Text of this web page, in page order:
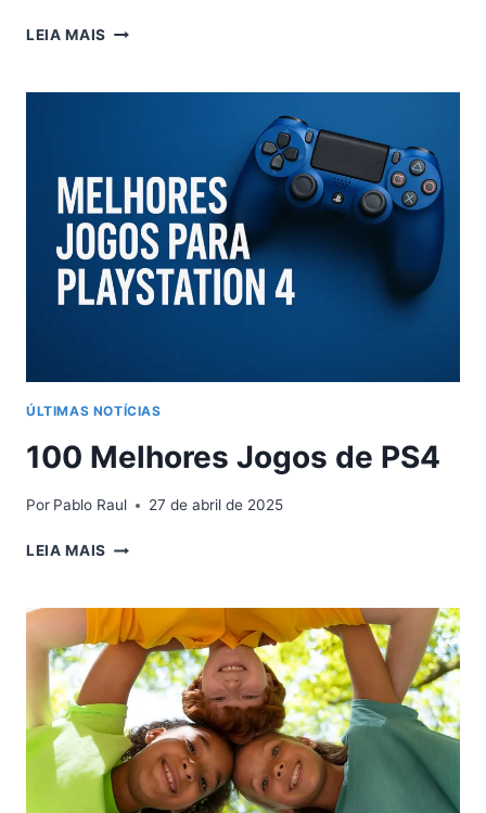
LEIA MAIS BYD
200
PROVA
DEFINITIVA
DE
DURABILIDADE
DO
ELÉTRICO
ÚLTIMAS NOTÍCIAS
100 Melhores Jogos de PS4
Por Pablo Raul 27 de abril de 2025
LEIA MAIS 100
DE
PS4